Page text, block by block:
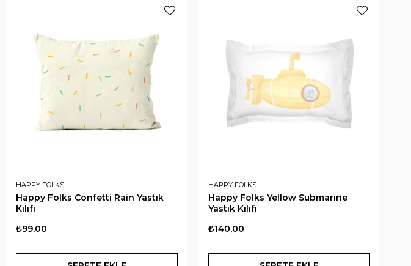
HAPPY FOLKS
Happy Folks Confetti Rain Yastık
Kılıfı
₺99,00
HAPPY FOLKS
Happy Folks Yellow Submarine
Yastık Kılıfı
₺140,00